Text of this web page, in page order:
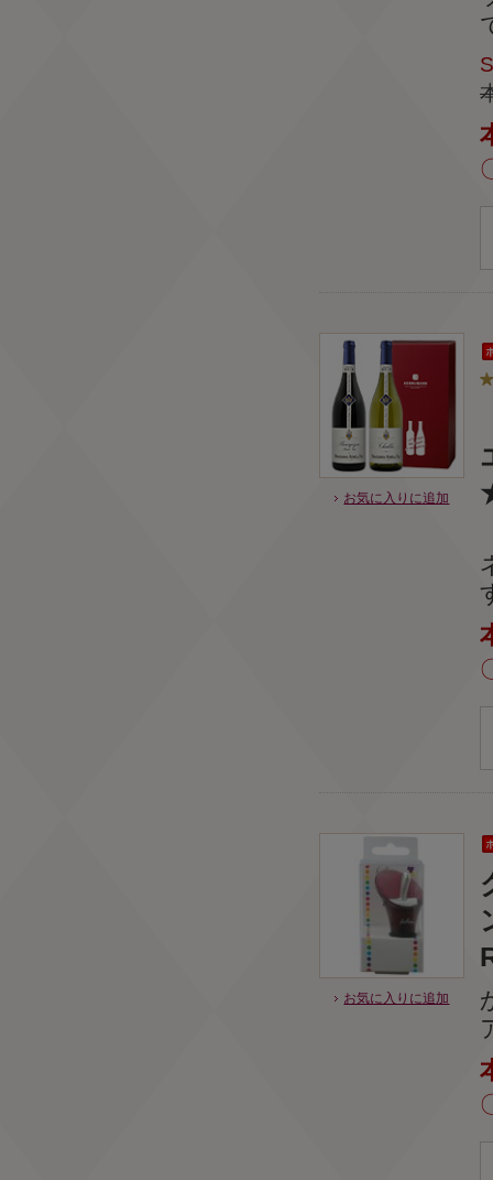
お気に入りに追加
お気に入りに追加